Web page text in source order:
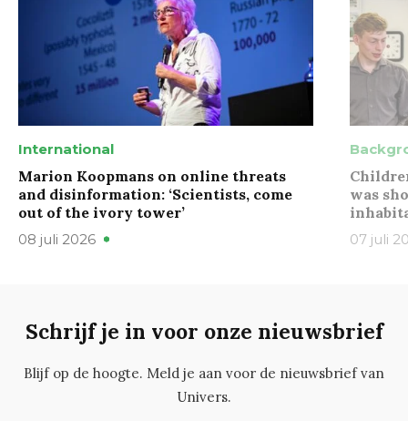
International
Marion Koopmans on online threats
and disinformation: ‘Scientists, come
out of the ivory tower’
08 juli 2026
was
07 juli
Schrijf je in voor onze nieuwsbrief
Blijf op de hoogte. Meld je aan voor de nieuwsbrief van
Univers.